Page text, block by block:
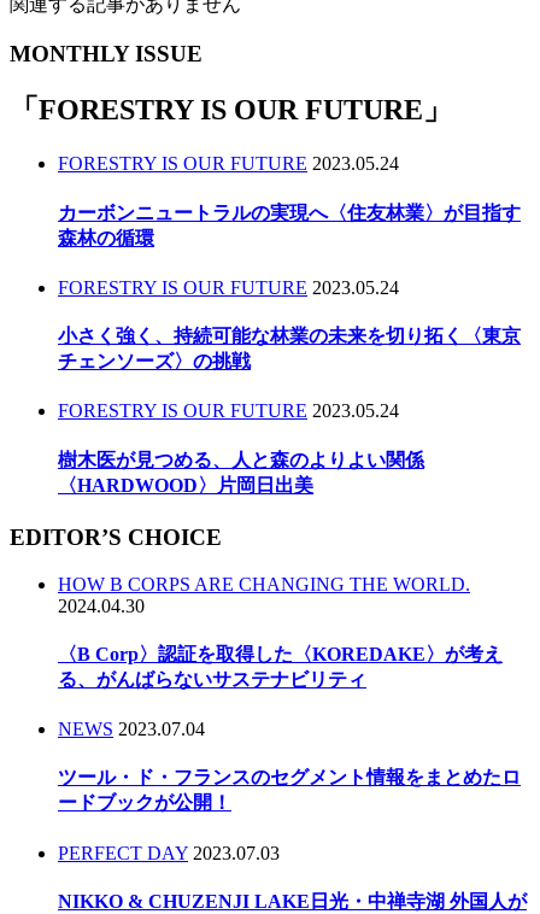
MONTHLY ISSUE
「 FORESTRY IS OUR FUTURE 」
FORESTRY IS OUR FUTURE 2023.05.24
カーボンニュートラルの実現へ〈住友林業〉が目指す
森林の循環
FORESTRY IS OUR FUTURE 2023.05.24
小さく強く、持続可能な林業の未来を切り拓く〈東京
チェンソーズ〉の挑戦
FORESTRY IS OUR FUTURE 2023.05.24
樹木医が見つめる、人と森のよりよい関係
〈HARDWOOD〉片岡日出美
EDITOR’S CHOICE
HOW B CORPS ARE CHANGING THE WORLD.
2024.04.30
〈B Corp〉認証を取得した〈KOREDAKE〉が考え
る、がんばらないサステナビリティ
NEWS 2023.07.04
ツール・ド・フランスのセグメント情報をまとめたロ
ードブックが公開！
PERFECT DAY 2023.07.03
NIKKO & CHUZENJI LAKE日光・中禅寺湖 外国人が